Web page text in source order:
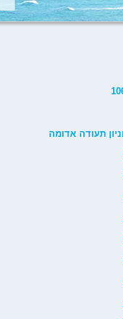
תעודה אדומה